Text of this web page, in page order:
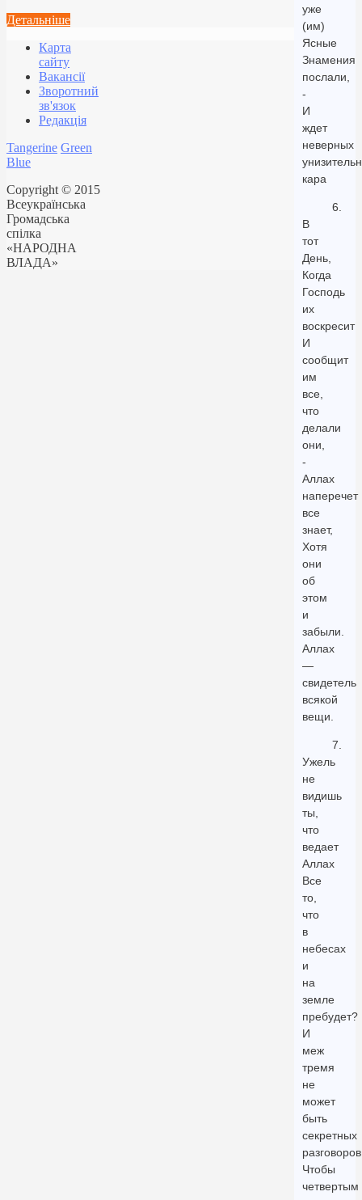
уже
(им)
Ясные
Знамения
послали,
-
И
ждет
неверных
кара
6.
В
тот
День,
Когда
Господь
их
воскресит
И
сообщит
им
все,
что
делали
они,
-
Аллах
наперечет
все
знает,
Хотя
они
об
этом
и
забыли.
Аллах
—
свидетель
всякой
вещи.
7.
Ужель
не
видишь
ты,
что
ведает
Аллах
Все
то,
что
в
небесах
и
на
земле
пребудет?
И
меж
тремя
не
может
быть
секретных
Чтобы
четвертым
Детальніше
Карта
сайту
Вакансії
Зворотний
зв'язок
Редакція
Tangerine Green
Blue
Copyright © 2015
Всеукраїнська
Громадська
спілка
«НАРОДНА
ВЛАДА»